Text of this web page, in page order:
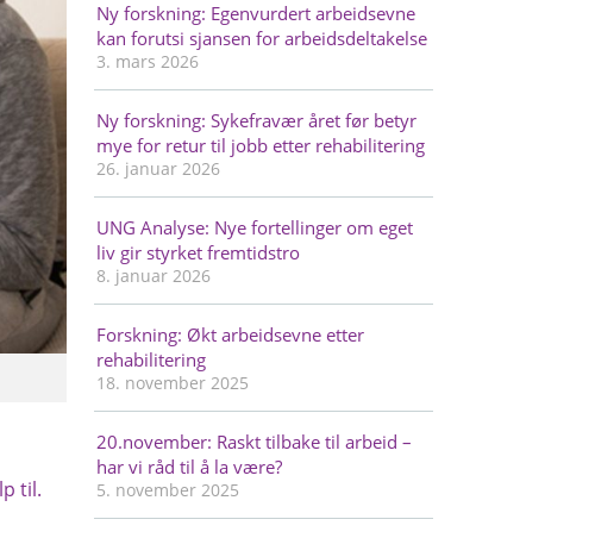
til.
Ny forskning: Egenvurdert arbeidsevne
kan forutsi sjansen for arbeidsdeltakelse
3. mars 2026
Ny forskning: Sykefravær året før betyr
mye for retur til jobb etter rehabilitering
26. januar 2026
UNG Analyse: Nye fortellinger om eget
liv gir styrket fremtidstro
8. januar 2026
Forskning: Økt arbeidsevne etter
rehabilitering
18. november 2025
20.november: Raskt tilbake til arbeid –
har vi råd til å la være?
5. november 2025